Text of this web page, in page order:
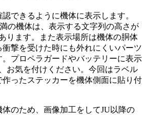
できるように機体に表示します。
の機体は、表示する文字列の高さが
ります。また表示場所は機体の胴体
撃を受けた時にも外れにくいパーツ
プロペラガードやバッテリーに表示
お気を付けください。今回はラベル
ったステッカーを機体側面に貼り付
のため、画像加工をしてJU以降の